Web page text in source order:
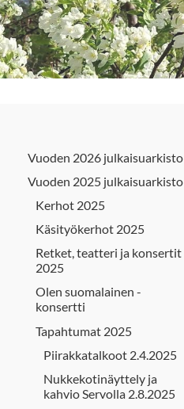
Vuoden 2026 julkaisuarkisto
Vuoden 2025 julkaisuarkisto
Kerhot 2025
Käsityökerhot 2025
Retket, teatteri ja konsertit
2025
Olen suomalainen -
konsertti
Tapahtumat 2025
Piirakkatalkoot 2.4.2025
Nukkekotinäyttely ja
kahvio Servolla 2.8.2025